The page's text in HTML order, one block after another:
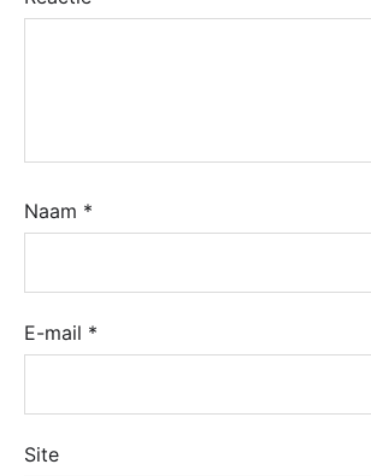
Naam *
E-mail *
Site